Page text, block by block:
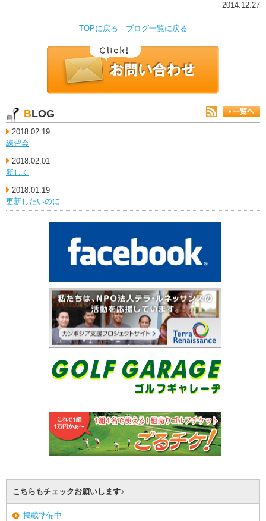
2014.12.27
TOPに戻る ｜ ブログ一覧に戻る
BLOG
2018.02.19
練習会
2018.02.01
新しく
2018.01.19
更新したいのに
こちらもチェックお願いします♪
掲載準備中